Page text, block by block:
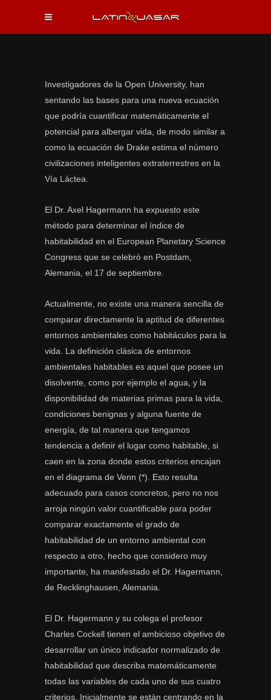
Investigadores de la Open University, han
sentando las bases para una nueva ecuación
que podría cuantificar matemáticamente el
potencial para albergar vida, de modo similar a
como la ecuación de Drake estima el número
civilizaciones inteligentes extraterrestres en la
Vía Láctea.
El Dr. Axel Hagermann ha expuesto este
método para determinar el índice de
habitabilidad en el European Planetary Science
Congress que se celebró en Postdam,
Alemania, el 17 de septiembre.
Actualmente, no existe una manera sencilla de
comparar directamente la aptitud de diferentes
entornos ambientales como habitáculos para la
vida. La definición clásica de entornos
ambientales habitables es aquel que posee un
disolvente, como por ejemplo el agua, y la
disponibilidad de materias primas para la vida,
condiciones benignas y alguna fuente de
energía, de tal manera que tengamos
tendencia a definir el lugar como habitable, si
caen en la zona donde estos criterios encajan
en el diagrama de Venn (*). Esto resulta
adecuado para casos concretos, pero no nos
arroja ningún valor cuantificable para poder
comparar exactamente el grado de
habitabilidad de un entorno ambiental con
respecto a otro, hecho que considero muy
importante, ha manifestado el Dr. Hagermann,
de Recklinghausen, Alemania.
El Dr. Hagermann y su colega el profesor
Charles Cockell tienen el ambicioso objetivo de
desarrollar un único indicador normalizado de
habitabilidad que describa matemáticamente
todas las variables de cada uno de sus cuatro
criterios. Inicialmente se están centrando en la